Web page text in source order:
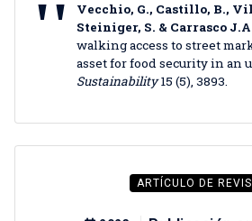
Vecchio, G., Castillo, B.,
Steiniger, S. & Carrasco J.A
walking access to street
asset for food security in an
Sustainability15 (5), 3893.
ARTÍCULO DE